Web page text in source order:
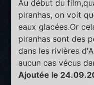
Au début du
piranhas, on voit
eaux glacées.Or
piranhas sont des
dans les rivières
aucun cas vécus
Ajoutée le